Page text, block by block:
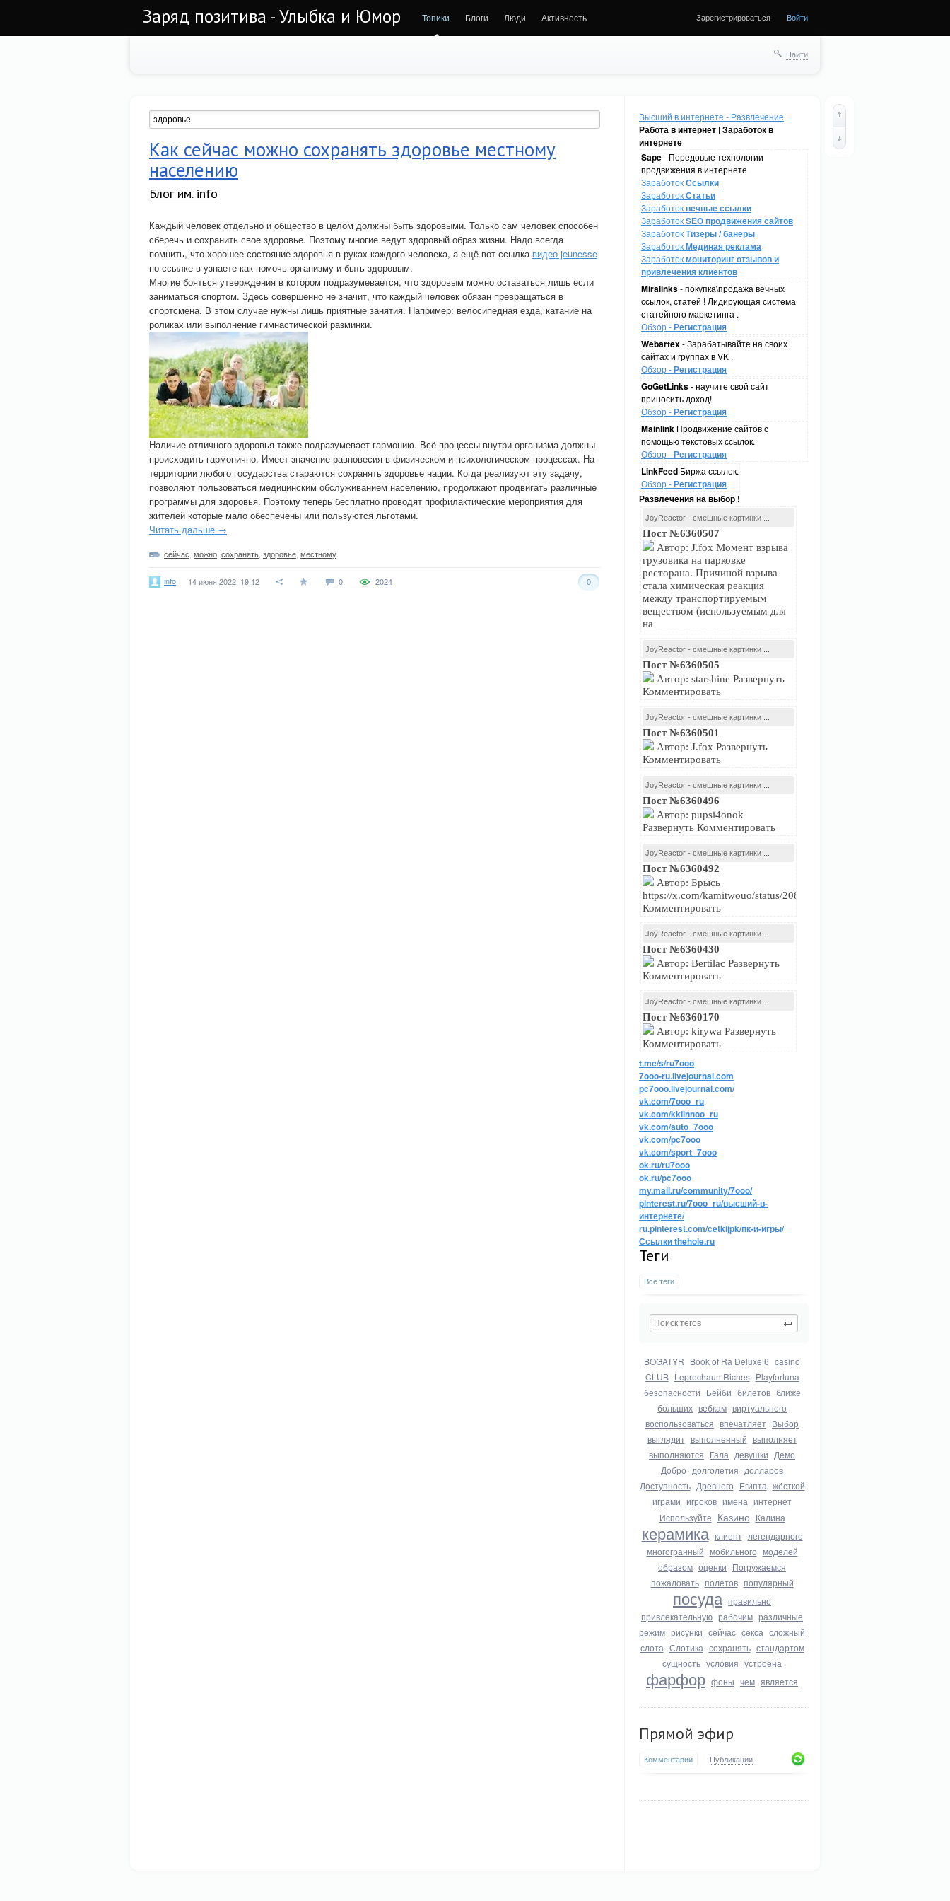
Заряд позитива - Улыбка и Юмор Топики Блоги Люди Активность Зарегистрироваться Войти
Найти
Высший в интернете - Развлечение
Работа в интернет | Заработок в
интернете
Sape- Передовые технологии
продвижения в интернете
ЗаработокСсылки
ЗаработокСтатьи
Заработоквечные ссылки
ЗаработокSEO продвижения сайтов
ЗаработокТизеры / банеры
ЗаработокМединая реклама
Заработокмониторинг отзывов и
привлечения клиентов
Miralinks- покупка\продажа вечных
ссылок, статей ! Лидирующая система
статейного маркетинга .
Обзор -Регистрация
Webartex- Зарабатывайте на своих
сайтах и группах в VK .
Обзор -Регистрация
GoGetLinks- научите свой сайт
приносить доход!
Обзор -Регистрация
Mainlink Продвижение сайтов с
помощью текстовых ссылок.
Обзор -Регистрация
LinkFeed Биржа ссылок.
Обзор -Регистрация
Развлечения на выбор !
JoyReactor - смешные картинки ...
Пост №6360507
Автор: J.fox Момент взрыва
грузовика на парковке
ресторана. Причиной взрыва
стала химическая реакция
между транспортируемым
веществом (используемым для
на
JoyReactor - смешные картинки ...
Пост №6360505
Автор: starshine Развернуть
Комментировать
JoyReactor - смешные картинки ...
Пост №6360501
Автор: J.fox Развернуть
Комментировать
JoyReactor - смешные картинки ...
Пост №6360496
Автор: pupsi4onok
Развернуть Комментировать
JoyReactor - смешные картинки ...
Пост №6360492
Автор: Брысь
https://x.com/kamitwouo/status/2081239716574474479Развернуть
Комментировать
JoyReactor - смешные картинки ...
Пост №6360430
Автор: Bertilac Развернуть
Комментировать
JoyReactor - смешные картинки ...
Пост №6360170
Автор: kirywa Развернуть
Комментировать
t.me/s/ru7ooo
7ooo-ru.livejournal.com
pc7ooo.livejournal.com/
vk.com/7ooo_ru
vk.com/kkiinnoo_ru
vk.com/auto_7ooo
vk.com/pc7ooo
vk.com/sport_7ooo
ok.ru/ru7ooo
ok.ru/pc7ooo
my.mail.ru/community/7ooo/
pinterest.ru/7ooo_ru/высший-в-
интернете/
ru.pinterest.com/cetkijpk/пк-и-игры/
Ссылки thehole.ru
Теги
Все теги
BOGATYR Book of Ra Deluxe 6 casino
CLUB Leprechaun Riches Playfortuna
безопасности Бейби билетов ближе
больших вебкам виртуального
воспользоваться впечатляет Выбор
выглядит выполненный выполняет
выполняются Гала девушки Демо
Добро долголетия долларов
Доступность Древнего Египта жёсткой
играми игроков имена интернет
Используйте Казино Калина
керамика клиент легендарного
многогранный мобильного моделей
образом оценки Погружаемся
пожаловать полетов популярный
посуда правильно
привлекательную рабочим различные
режим рисунки сейчас секса сложный
слота Слотика сохранять стандартом
сущность условия устроена
фарфор фоны чем является
Прямой эфир
Комментарии Публикации
Как сейчас можно сохранять здоровье местному
населению
Блог им. info
Каждый человек отдельно и общество в целом должны быть здоровыми. Только сам человек способен
сберечь и сохранить свое здоровье. Поэтому многие ведут здоровый образ жизни. Надо всегда
помнить, что хорошее состояние здоровья в руках каждого человека, а ещё вот ссылка видео jeunesse
по ссылке в узнаете как помочь организму и быть здоровым.
Многие бояться утверждения в котором подразумевается, что здоровым можно оставаться лишь если
заниматься спортом. Здесь совершенно не значит, что каждый человек обязан превращаться в
спортсмена. В этом случае нужны лишь приятные занятия. Например: велосипедная езда, катание на
роликах или выполнение гимнастической разминки.
Наличие отличного здоровья также подразумевает гармонию. Всё процессы внутри организма должны
происходить гармонично. Имеет значение равновесия в физическом и психологическом процессах. На
территории любого государства стараются сохранять здоровье нации. Когда реализуют эту задачу,
позволяют пользоваться медицинским обслуживанием населению, продолжают продвигать различные
программы для здоровья. Поэтому теперь бесплатно проводят профилактические мероприятия для
жителей которые мало обеспечены или пользуются льготами.
Читать дальше →
сейчас можно сохранять здоровье местному
info 14 июня 2022, 19:12 0 0
2024